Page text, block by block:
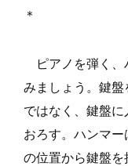
＊
ピアノを弾く、
みましょう。鍵盤
ではなく、鍵盤
おろす。ハンマ
の位置から鍵盤を